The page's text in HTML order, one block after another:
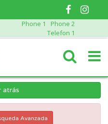
Phone 1
Phone 2
Telefon 1
atrás
Avanzada